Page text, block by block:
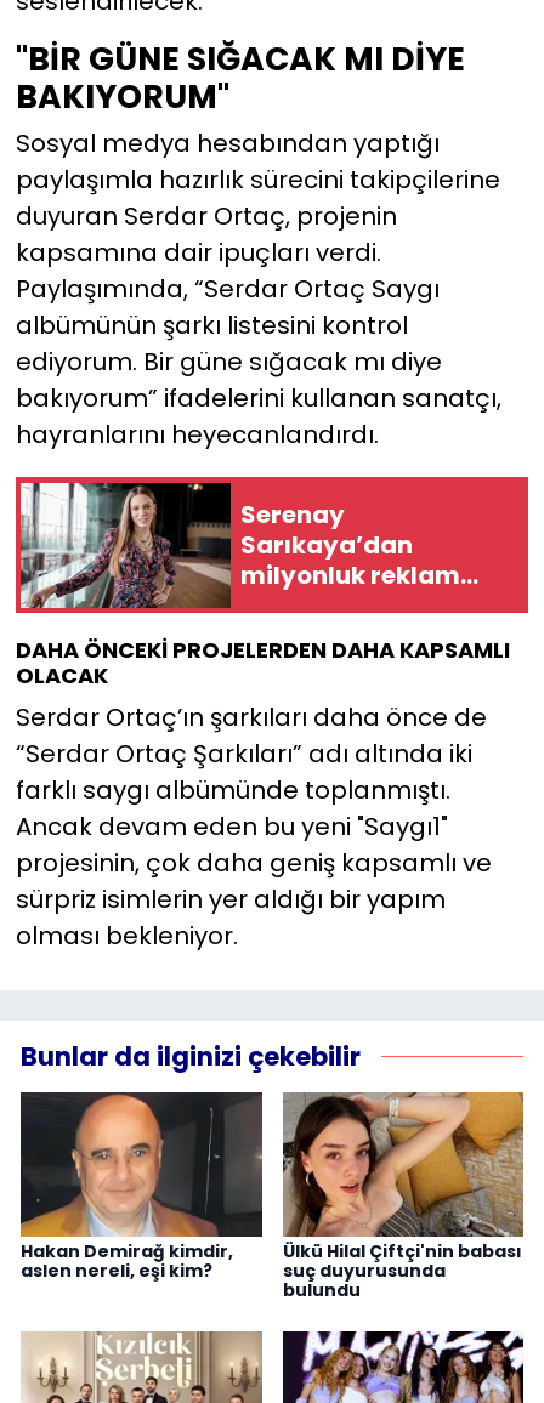
"BİR GÜNE SIĞACAK MI DİYE
BAKIYORUM"
Sosyal medya hesabından yaptığı
paylaşımla hazırlık sürecini takipçilerine
duyuran Serdar Ortaç, projenin
kapsamına dair ipuçları verdi.
Paylaşımında, “Serdar Ortaç Saygı
albümünün şarkı listesini kontrol
ediyorum. Bir güne sığacak mı diye
bakıyorum” ifadelerini kullanan sanatçı,
hayranlarını heyecanlandırdı.
Serenay
Sarıkaya’dan
milyonluk reklam
anlaşmaları
DAHA ÖNCEKİ PROJELERDEN DAHA KAPSAMLI
OLACAK
Serdar Ortaç’ın şarkıları daha önce de
“Serdar Ortaç Şarkıları” adı altında iki
farklı saygı albümünde toplanmıştı.
Ancak devam eden bu yeni "Saygı1"
projesinin, çok daha geniş kapsamlı ve
sürpriz isimlerin yer aldığı bir yapım
olması bekleniyor.
Bunlar da ilginizi çekebilir
Hakan Demirağ kimdir,
aslen nereli, eşi kim?
Ülkü Hilal Çiftçi'nin babası
suç duyurusunda
bulundu